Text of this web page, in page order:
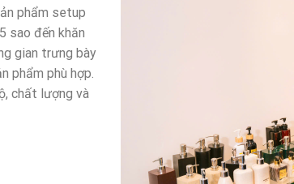
phẩm setup
sao đến khăn
gian trưng bày
phẩm phù hợp.
chất lượng và